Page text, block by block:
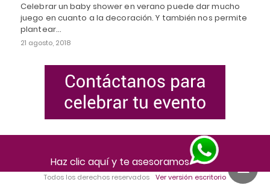
Celebrar un baby shower en verano puede dar mucho
juego en cuanto a la decoración. Y también nos permite
plantear…
21 agosto, 2018
Todos los derechos reservados Ver versión escritorio
Haz clic aquí y te asesoramos